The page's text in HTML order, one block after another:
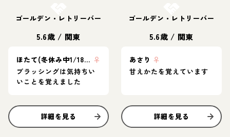
ゴールデン・レトリーバー
5.6歳 / 関東
ほたて(冬休み中1/18から) ♀
ブラッシングは気持ちい
いことを覚えました
詳細を見る
ゴールデン・レトリーバー
5.6歳 / 関東
あさり ♀
甘えかたを覚えています
詳細を見る